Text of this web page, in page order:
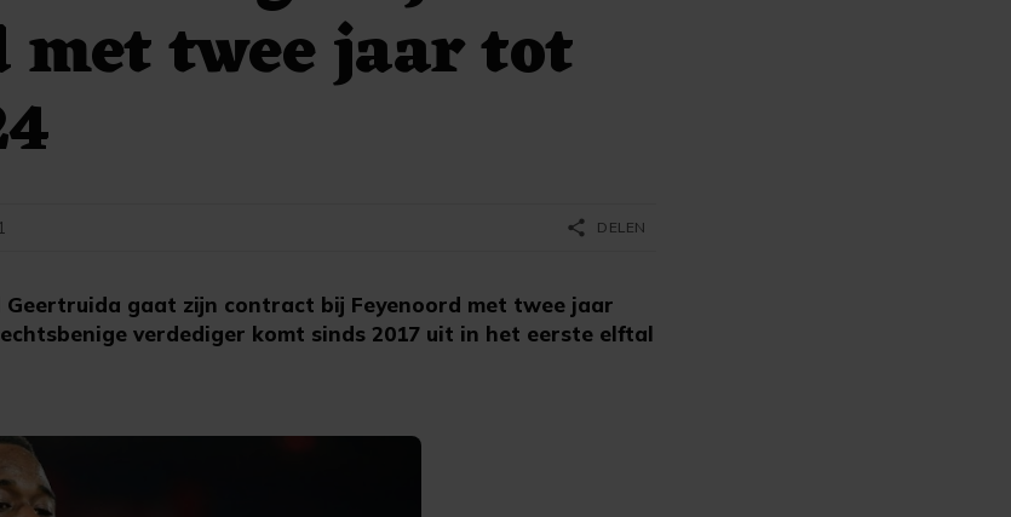
met twee jaar tot
Geertruida gaat zijn contract bij Feyenoord met twee jaar
verdediger komt sinds 2017 uit in het eerste elftal
share DELEN